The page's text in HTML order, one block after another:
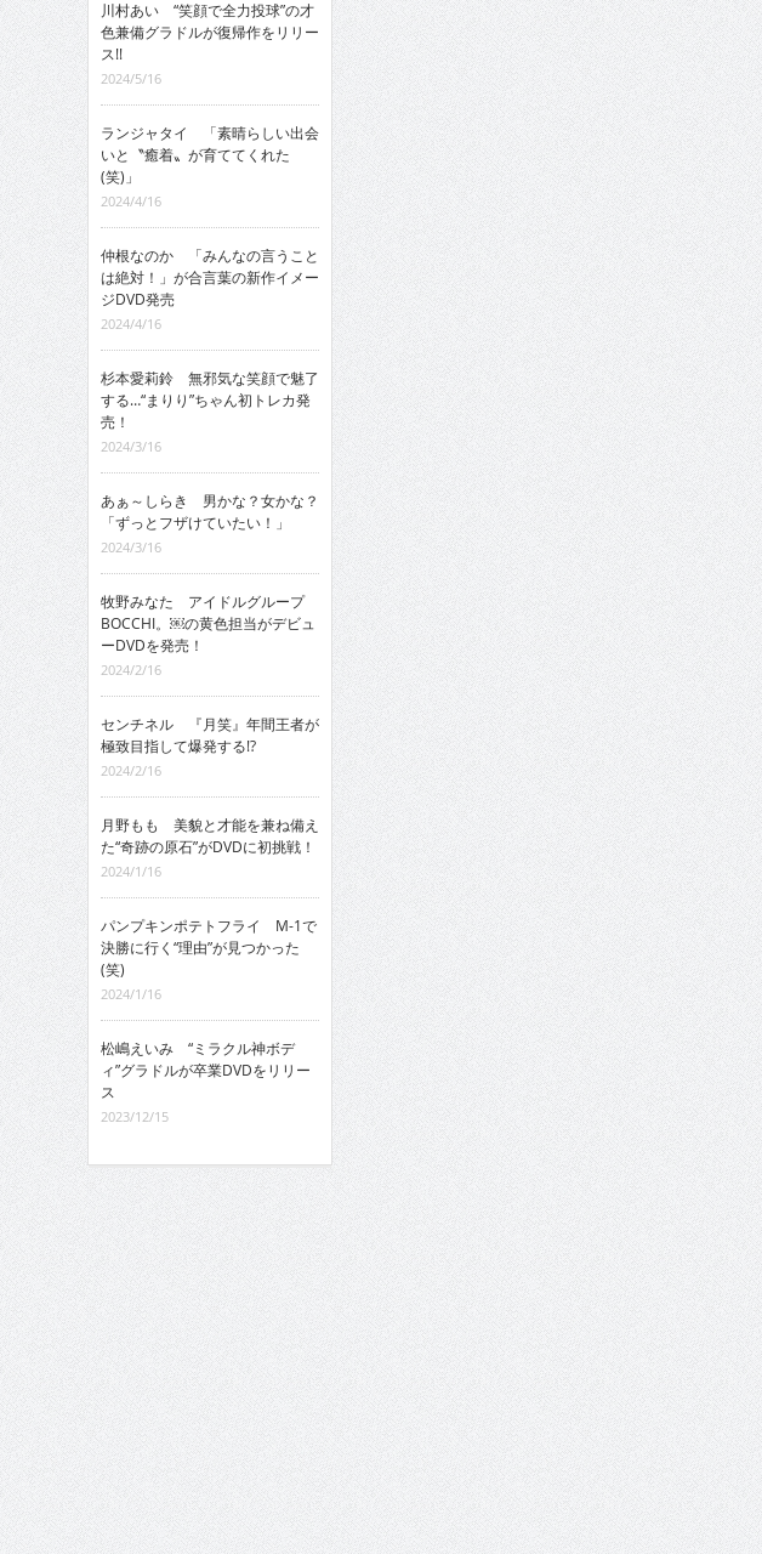
川村あい “笑顔で全力投球”の才
色兼備グラドルが復帰作をリリー
ス!!
2024/5/16
ランジャタイ 「素晴らしい出会
いと〝癒着〟が育ててくれた
(笑)」
2024/4/16
仲根なのか 「みんなの言うこと
は絶対！」が合言葉の新作イメー
ジDVD発売
2024/4/16
杉本愛莉鈴 無邪気な笑顔で魅了
する…“まりり”ちゃん初トレカ発
売！
2024/3/16
あぁ～しらき 男かな？女かな？
「ずっとフザけていたい！」
2024/3/16
牧野みなた アイドルグループ
BOCCHI。￼の黄色担当がデビュ
ーDVDを発売！
2024/2/16
センチネル 『月笑』年間王者が
極致目指して爆発する!?
2024/2/16
月野もも 美貌と才能を兼ね備え
た“奇跡の原石”がDVDに初挑戦！
2024/1/16
パンプキンポテトフライ M-1で
決勝に行く“理由”が見つかった
(笑)
2024/1/16
松嶋えいみ “ミラクル神ボデ
ィ”グラドルが卒業DVDをリリー
ス
2023/12/15